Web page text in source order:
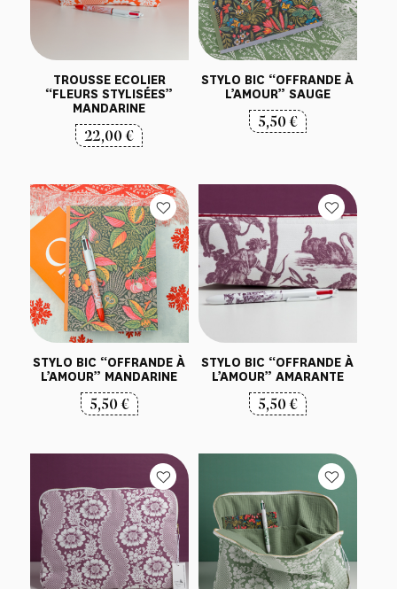
TROUSSE ECOLIER
“FLEURS STYLISÉES”
MANDARINE
22,00€
STYLO BIC “OFFRANDE À
L’AMOUR” SAUGE
5,50€
STYLO BIC “OFFRANDE À
L’AMOUR” MANDARINE
5,50€
STYLO BIC “OFFRANDE À
L’AMOUR” AMARANTE
5,50€